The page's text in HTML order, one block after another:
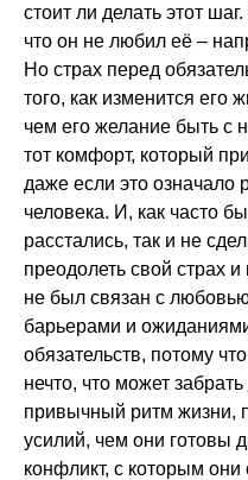
стоит ли делать этот
что он не любил её –
Но страх перед
того, как изменится его
чем его желание быть с
тот комфорт, который
даже если это означало
человека. И, как часто
расстались, так и не
преодолеть свой страх и
не был связан с
барьерами и
обязательств, потому
нечто, что может
привычный ритм жизни,
усилий, чем они готовы
конфликт, с которым они